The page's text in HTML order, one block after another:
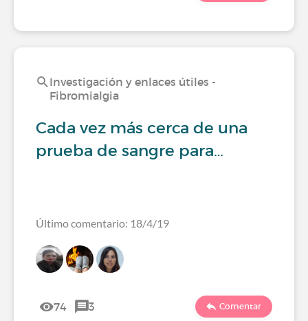
Investigación y enlaces útiles -
Fibromialgia
Cada vez más cerca de una
prueba de sangre para…
Último comentario: 18/4/19
74 3 Comentar